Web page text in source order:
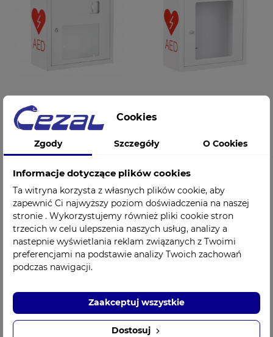
Szafka wewnętrzna
na DEFIBRYLATOR
biała na kluczyk ASB
Cena279,00 zł
biała na magnes ASB
Cookies
Zgody Szczegóły O Cookies
Informacje dotyczące plików cookies
Ta witryna korzysta z własnych plików cookie, aby
zapewnić Ci najwyższy poziom doświadczenia na naszej
stronie . Wykorzystujemy również pliki cookie stron
trzecich w celu ulepszenia naszych usług, analizy a
nastepnie wyświetlania reklam związanych z Twoimi
preferencjami na podstawie analizy Twoich zachowań
podczas nawigacji.
Dostosuj
Zaakceptuj wszystkie